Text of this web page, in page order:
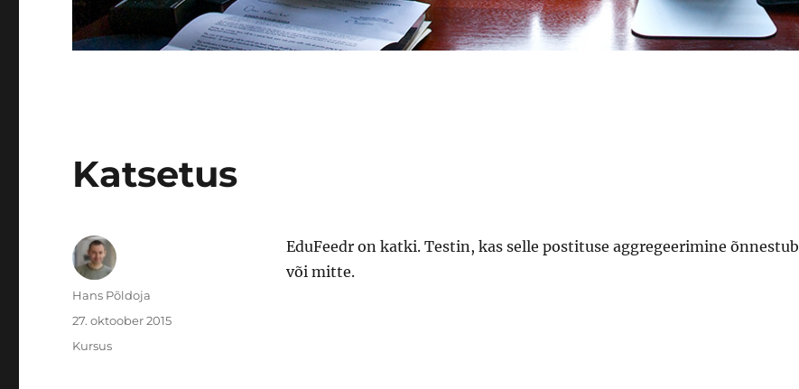
Katsetus
EduFeedr on katki. Testin, kas selle postituse aggregeerimine õnnestub
või mitte.
Autor
Hans Põldoja
Postitatud
27. oktoober 2015
Rubriigid
Kursus